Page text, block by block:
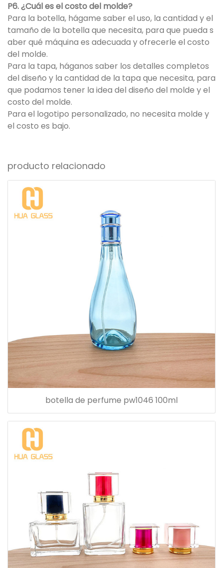
P6. ¿Cuál es el costo del molde?
Para la botella, hágame saber el uso, la cantidad y el
tamaño de la botella que necesita, para que pueda s
aber qué máquina es adecuada y ofrecerle el costo
del molde.
Para la tapa, háganos saber los detalles completos
del diseño y la cantidad de la tapa que necesita, para
que podamos tener la idea del diseño del molde y el
costo del molde.
Para el logotipo personalizado, no necesita molde y
el costo es bajo.
producto relacionado
botella de perfume pw1046 100ml